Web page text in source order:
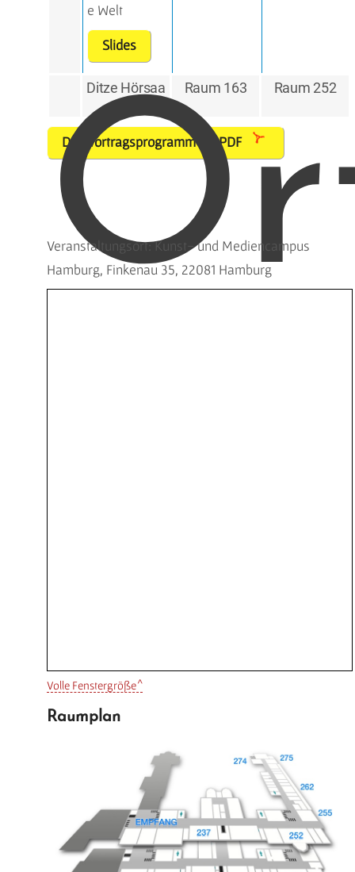
e Welt
Slides
Ditze Hörsaa
Raum 163 Raum 252
Das Vortragsprogramm als PDF
Veranstaltungsort: Kunst- und Mediencampus
Hamburg, Finkenau 35, 22081 Hamburg
Volle Fenstergröße
Raumplan